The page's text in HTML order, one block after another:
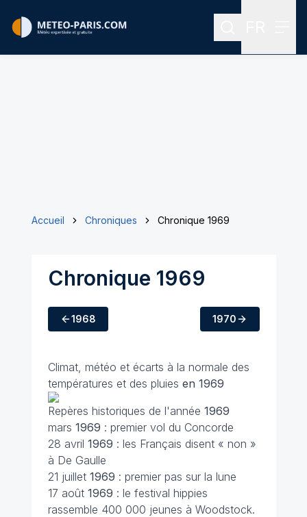
Rechercher
Accueil Chroniques Chronique 1969
Chronique 1969
1968 1970
Climat, météo et écarts à la normale des
températures et des pluies en 1969
Repères historiques de l'année 1969
mars 1969 : premier vol du Concorde
28 avril 1969 : les Français disent « non »
à De Gaulle
21 juillet 1969 : premier pas sur la lune
17 août 1969 : le festival hippies
rassemble 400 000 jeunes à Woodstock.